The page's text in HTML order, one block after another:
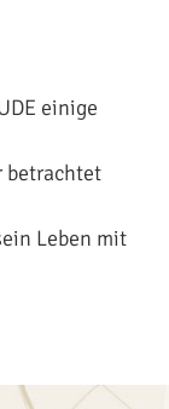
einige
betrachtet
Leben mit